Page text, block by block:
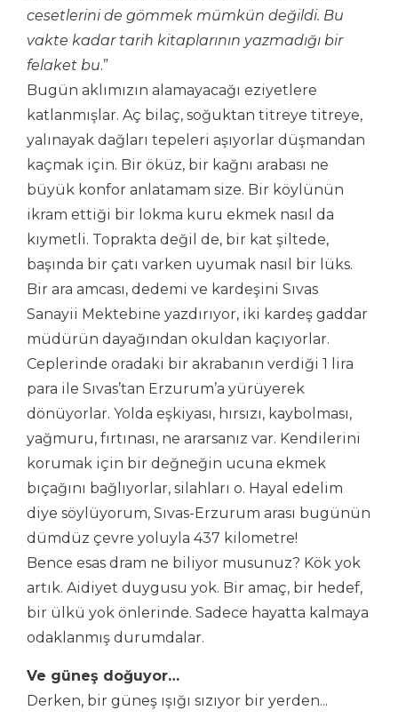
cesetlerini de gömmek mümkün değildi. Bu
vakte kadar tarih kitaplarının yazmadığı bir
felaket bu.”
Bugün aklımızın alamayacağı eziyetlere
katlanmışlar. Aç bilaç, soğuktan titreye titreye,
yalınayak dağları tepeleri aşıyorlar düşmandan
kaçmak için. Bir öküz, bir kağnı arabası ne
büyük konfor anlatamam size. Bir köylünün
ikram ettiği bir lokma kuru ekmek nasıl da
kıymetli. Toprakta değil de, bir kat şiltede,
başında bir çatı varken uyumak nasıl bir lüks.
Bir ara amcası, dedemi ve kardeşini Sıvas
Sanayii Mektebine yazdırıyor, iki kardeş gaddar
müdürün dayağından okuldan kaçıyorlar.
Ceplerinde oradaki bir akrabanın verdiği 1 lira
para ile Sıvas’tan Erzurum’a yürüyerek
dönüyorlar. Yolda eşkiyası, hırsızı, kaybolması,
yağmuru, fırtınası, ne ararsanız var. Kendilerini
korumak için bir değneğin ucuna ekmek
bıçağını bağlıyorlar, silahları o. Hayal edelim
diye söylüyorum, Sıvas-Erzurum arası bugünün
dümdüz çevre yoluyla 437 kilometre!
Bence esas dram ne biliyor musunuz? Kök yok
artık. Aidiyet duygusu yok. Bir amaç, bir hedef,
bir ülkü yok önlerinde. Sadece hayatta kalmaya
odaklanmış durumdalar.
Ve güneş doğuyor…
Derken, bir güneş ışığı sızıyor bir yerden...